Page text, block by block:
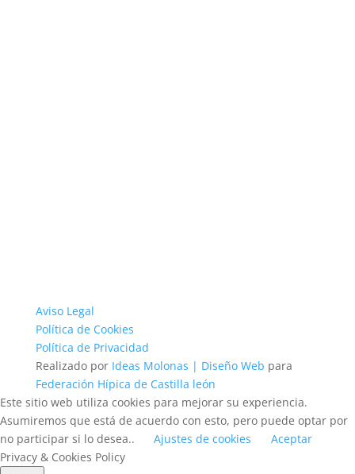
Aviso Legal
Política de Cookies
Política de Privacidad
Realizado por Ideas Molonas | Diseño Web para
Federación Hípica de Castilla león
Este sitio web utiliza cookies para mejorar su experiencia.
Asumiremos que está de acuerdo con esto, pero puede optar por
no participar si lo desea..
Ajustes de cookies
Aceptar
Privacy & Cookies Policy